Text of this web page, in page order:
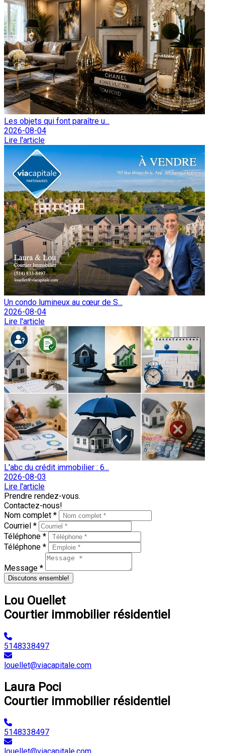
Les objets qui font paraître u...
2026-08-04
Lire l'article
Un condo lumineux au cœur de S...
2026-08-04
Lire l'article
L'abc du crédit immobilier : 6...
2026-08-03
Lire l'article
Prendre rendez-vous.
Contactez-nous!
Nom complet *
Courriel *
Téléphone *
Téléphone *
Message *
Discutons ensemble!
Lou Ouellet
Courtier immobilier résidentiel
5148338497
louellet@viacapitale.com
Laura Poci
Courtier immobilier résidentiel
5148338497